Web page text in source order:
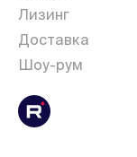
Лизинг
Доставка
Шоу-рум